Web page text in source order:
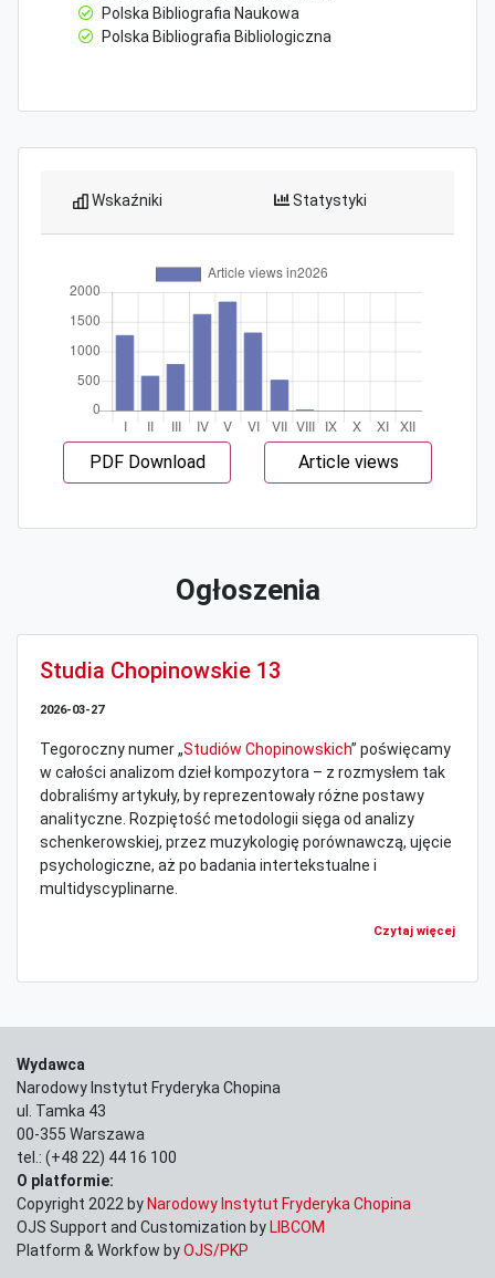
Polska Bibliografia Naukowa
Polska Bibliografia Bibliologiczna
Wskaźniki Statystyki
PDF Download Article views
Ogłoszenia
Studia Chopinowskie 13
2026-03-27
Tegoroczny numer „Studiów Chopinowskich” poświęcamy
w całości analizom dzieł kompozytora – z rozmysłem tak
dobraliśmy artykuły, by reprezentowały różne postawy
analityczne. Rozpiętość metodologii sięga od analizy
schenkerowskiej, przez muzykologię porównawczą, ujęcie
psychologiczne, aż po badania intertekstualne i
multidyscyplinarne.
Czytaj więcej
Wydawca
Narodowy Instytut Fryderyka Chopina
ul. Tamka 43
00-355 Warszawa
tel.: (+48 22) 44 16 100
O platformie:
Copyright 2022 by Narodowy Instytut Fryderyka Chopina
OJS Support and Customization by LIBCOM
Platform & Workfow byOJS/PKP